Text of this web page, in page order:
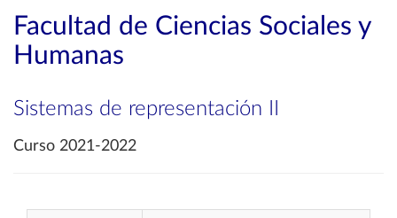
Facultad de Ciencias Sociales y
Humanas
Sistemas de representación II
Curso 2021-2022